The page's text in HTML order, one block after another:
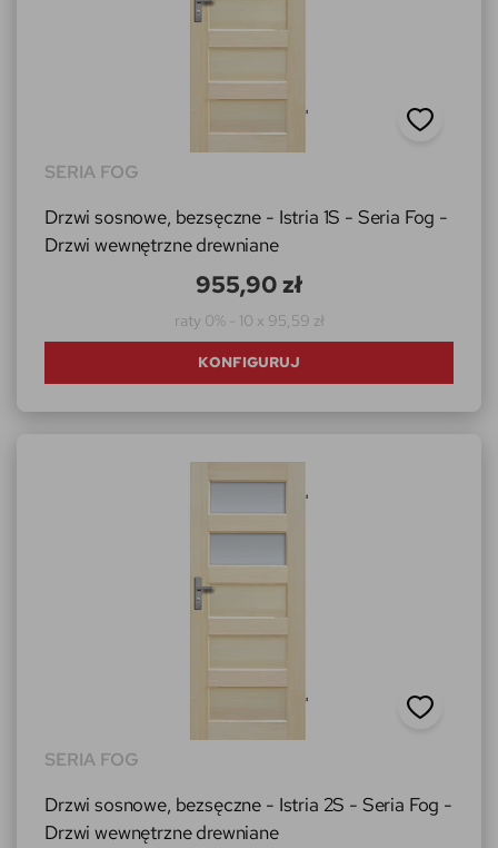
SERIA FOG
Drzwi sosnowe, bezsęczne - Istria 1S - Seria Fog -
Drzwi wewnętrzne drewniane
955,90 zł
raty 0% - 10 x 95,59 zł
KONFIGURUJ
SERIA FOG
Drzwi sosnowe, bezsęczne - Istria 2S - Seria Fog -
Drzwi wewnętrzne drewniane